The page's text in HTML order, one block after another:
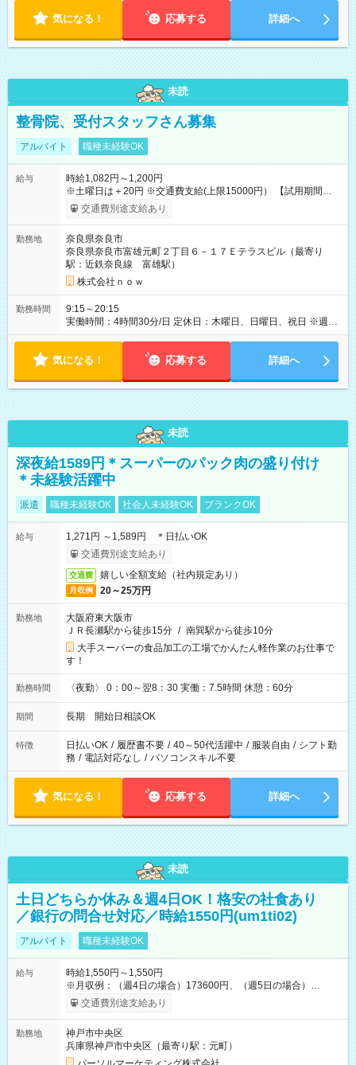
気になる！ 応募する 詳細へ
未読
整骨院、受付スタッフさん募集
アルバイト 職種未経験OK
給与
時給1,082円～1,200円
※土曜日は＋20円 ※交通費支給(上限15000円） 【試用期間】試
用期間なし
交通費別途支給あり
勤務地
奈良県奈良市
奈良県奈良市富雄元町２丁目６－１７Ｅテラスビル（最寄り
駅：近鉄奈良線 富雄駅）
株式会社ｎｏｗ
勤務時間
9:15～20:15
実働時間：4時間30分/日 定休日：木曜日、日曜日、祝日 ※週2
日以上ご勤務いただける方、大歓迎です ※勤務時間： 平日 午
時30分～13時45分／午後15時45分～19時30分
気になる！ 応募する 詳細へ
未読
深夜給1589円＊スーパーのパック肉の盛り付け
＊未経験活躍中
派遣 職種未経験OK 社会人未経験OK ブランクOK
給与
1,271円 ～1,589円 ＊日払いOK
交通費別途支給あり
交通費 嬉しい全額支給（社内規定あり）
月収例 20～25万円
勤務地
大阪府東大阪市
ＪＲ長瀬駅から徒歩15分 / 南巽駅から徒歩10分
大手スーパーの食品加工の工場でかんたん軽作業のお仕事で
す！
勤務時間 〈夜勤〉 0：00～翌8：30 実働：7.5時間 休憩：60分
期間 長期 開始日相談OK
特徴 日払いOK / 履歴書不要 / 40～50代活躍中 / 服装自由 / シフト勤
務 / 電話対応なし / パソコンスキル不要
気になる！ 応募する 詳細へ
未読
土日どちらか休み＆週4日OK！格安の社食あり
／銀行の問合せ対応／時給1550円(um1ti02)
アルバイト 職種未経験OK
給与
時給1,550円～1,550円
※月収例：（週4日の場合）173600円、（週5日の場合）
217000円 【試用期間】試用期間なし
交通費別途支給あり
勤務地
神戸市中央区
兵庫県神戸市中央区（最寄り駅：元町）